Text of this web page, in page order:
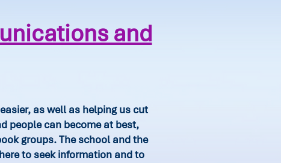
and
as well as helping us cut
people can become at best,
groups. The school and the
to seek information and to